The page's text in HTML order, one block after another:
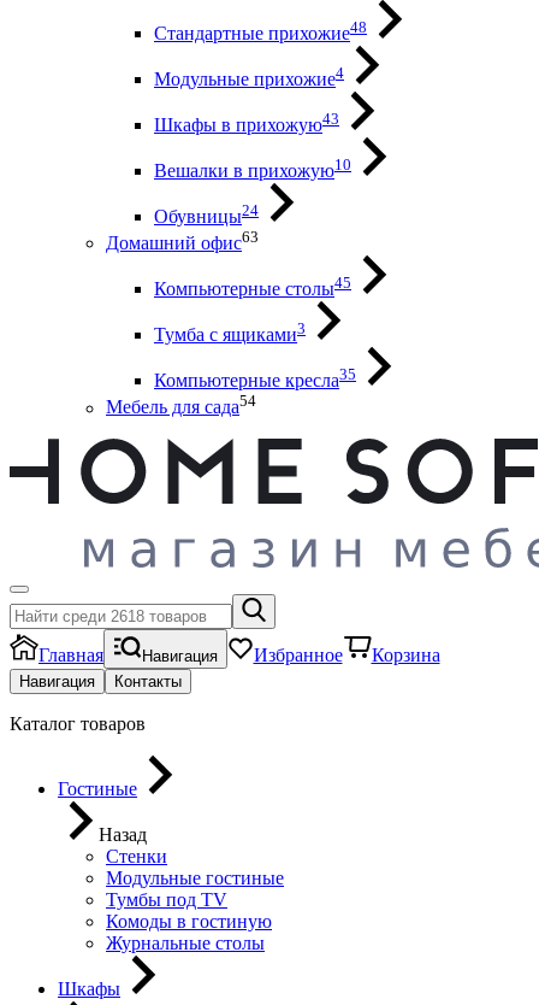
Стандартные прихожие48
Модульные прихожие4
Шкафы в прихожую43
Вешалки в прихожую10
Обувницы24
Домашний офис63
Компьютерные столы45
Тумба с ящиками3
Компьютерные кресла35
Мебель для сада54
Главная Навигация Избранное Корзина
Навигация Контакты
Каталог товаров
Гостиные
Назад
Стенки
Модульные гостиные
Тумбы под ТV
Комоды в гостиную
Журнальные столы
Шкафы